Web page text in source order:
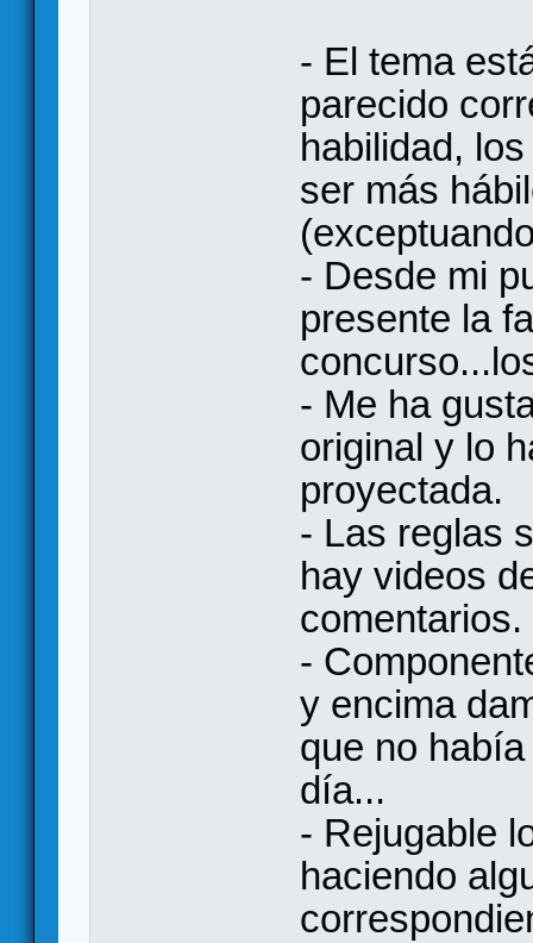
- El tema
parecido
habilidad,
ser más
- Desde mi
presente la
- Me ha
original y lo
proyectada.
- Las reglas
hay videos
comentarios.
-
y encima
que no
día...
- Rejugable
haciendo